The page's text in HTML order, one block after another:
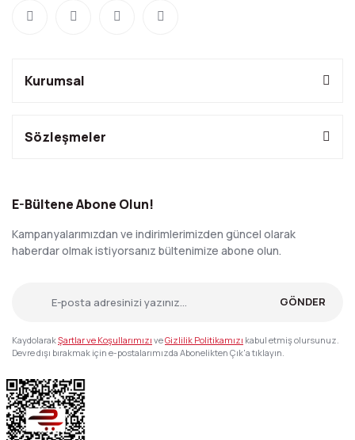
Kurumsal
Sözleşmeler
E-Bültene Abone Olun!
Kampanyalarımızdan ve indirimlerimizden güncel olarak
haberdar olmak istiyorsanız bültenimize abone olun.
GÖNDER
KaydolarakŞartlar ve Koşullarımızı veGizlilik Politikamızı kabul etmiş olursunuz.
Devre dışı bırakmak için e-postalarımızda Abonelikten Çık'a tıklayın.